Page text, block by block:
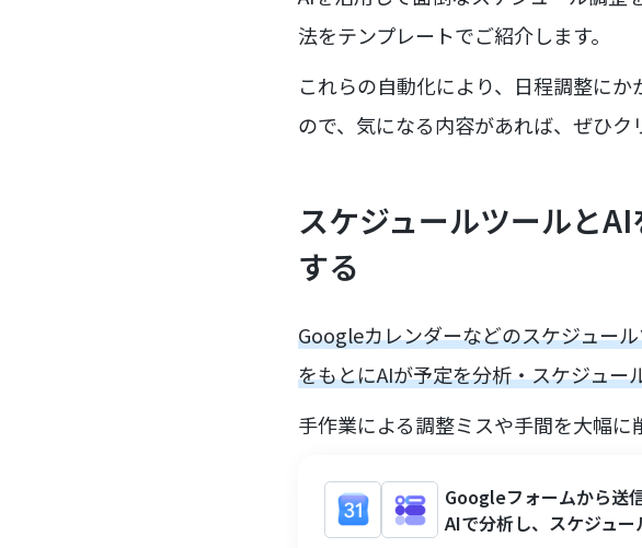
法をテンプレートでご紹介します。
これらの自動化により、日程調整に
ので、気になる内容があれば、ぜひク
スケジュールツールと
する
Googleカレンダーなどのスケジュー
をもとにAIが予定を分析・スケジュ
手作業による調整ミスや手間を大幅に
Googleフォームから送
AIで分析し、スケジュー